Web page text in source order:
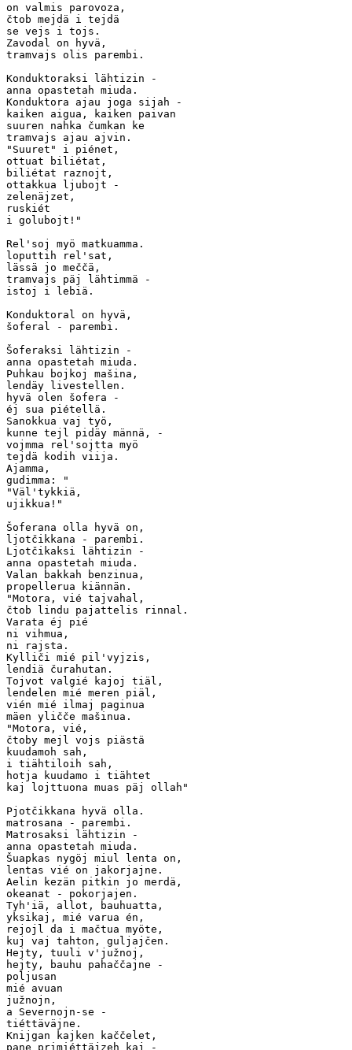
on valmis parovoza,
čtob mejdä i tejdä
se vejs i tojs.
Zavodal on hyvä,
tramvajs olis parembi.
Konduktoraksi lähtizin -
anna opastetah miuda.
Konduktora ajau joga sijah -
kaiken aigua, kaiken paivan
suuren nahka čumkan ke
tramvajs ajau ajvin.
"Suuret" i piénet,
ottuat biliétat,
biliétat raznojt,
ottakkua ljubojt -
zelenäjzet,
ruskiét
i golubojt!"
Rel'soj myö matkuamma.
loputtih rel'sat,
lässä jo meččä,
tramvajs päj lähtimmä -
istoj i lebiä.
Konduktoral on hyvä,
šoferal - parembi.
Šoferaksi lähtizin -
anna opastetah miuda.
Puhkau bojkoj mašina,
lendäy livestellen.
hyvä olen šofera -
éj sua piétellä.
Sanokkua vaj työ,
kunne tejl pidäy männä, -
vojmma rel'sojtta myö
tejdä kodih viija.
Ajamma,
gudimma: "
"Väl'tykkiä,
ujikkua!"
Šoferana olla hyvä on,
ljotčikkana - parembi.
Ljotčikaksi lähtizin -
anna opastetah miuda.
Valan bakkah benzinua,
propellerua kiännän.
"Motora, vié tajvahal,
čtob lindu pajattelis rinnal.
Varata éj pié
ni vihmua,
ni rajsta.
Kylliči mié pil'vyjzis,
lendiä čurahutan.
Tojvot valgié kajoj tiäl,
lendelen mié meren piäl,
vién mié ilmaj paginua
mäen yličče mašinua.
"Motora, vié,
čtoby mejl vojs piästä
kuudamoh sah,
i tiähtiloih sah,
hotja kuudamo i tiähtet
kaj lojttuona muas päj ollah"
Pjotčikkana hyvä olla.
matrosana - parembi.
Matrosaksi lähtizin -
anna opastetah miuda.
Šuapkas nygöj miul lenta on,
lentas vié on jakorjajne.
Aelin kezän pitkin jo merdä,
okeanat - pokorjajen.
Tyh'iä, allot, bauhuatta,
yksikaj, mié varua én,
rejojl da i mačtua myöte,
kuj vaj tahton, guljajčen.
Hejty, tuuli v'južnoj,
hejty, bauhu pahaččajne -
poljusan
mié avuan
južnojn,
a Severnojn-se -
tiéttäväjne.
Knijgan kajken kaččelet,
pane primiéttäjzeh kaj -